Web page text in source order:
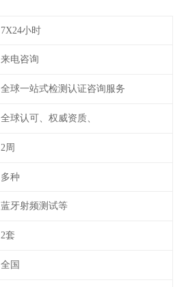
7X24小时
来电咨询
全球一站式检测认证咨询服务
全球认可、权威资质、
2周
多种
蓝牙射频测试等
2套
全国